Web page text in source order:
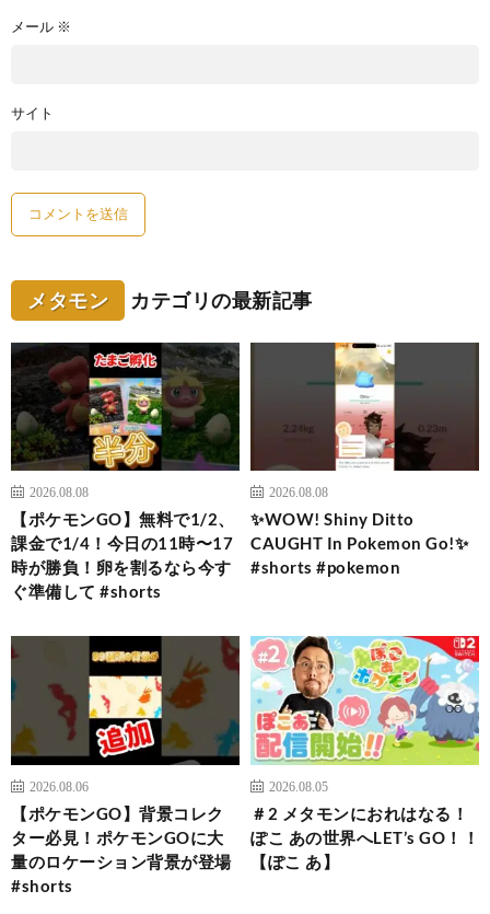
メール ※
サイト
メタモン カテゴリの最新記事
2026.08.08
【ポケモンGO】無料で1/2、
課金で1/4！今日の11時〜17
時が勝負！卵を割るなら今す
ぐ準備して #shorts
2026.08.08
✨WOW! Shiny Ditto
CAUGHT In Pokemon Go!✨
#shorts #pokemon
2026.08.06
【ポケモンGO】背景コレク
ター必見！ポケモンGOに大
量のロケーション背景が登場
#shorts
2026.08.05
＃2 メタモンにおれはなる！
ぽこ あの世界へLET’s GO！！
【ぽこ あ】